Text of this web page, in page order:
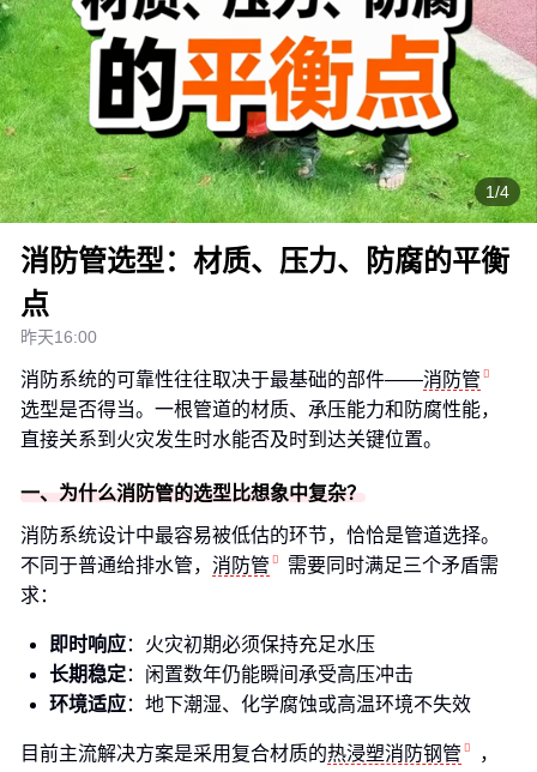
1/4
消防管选型：材质、压力、防腐的平衡
点
昨天16:00
消防系统的可靠性往往取决于最基础的部件——消防管
选型是否得当。一根管道的材质、承压能力和防腐性能，
直接关系到火灾发生时水能否及时到达关键位置。
一、为什么消防管的选型比想象中复杂？
消防系统设计中最容易被低估的环节，恰恰是管道选择。
不同于普通给排水管， 消防管
需要同时满足三个矛盾需
求：
即时响应：火灾初期必须保持充足水压
长期稳定：闲置数年仍能瞬间承受高压冲击
环境适应：地下潮湿、化学腐蚀或高温环境不失效
目前主流解决方案是采用复合材质的热浸塑消防钢管
，